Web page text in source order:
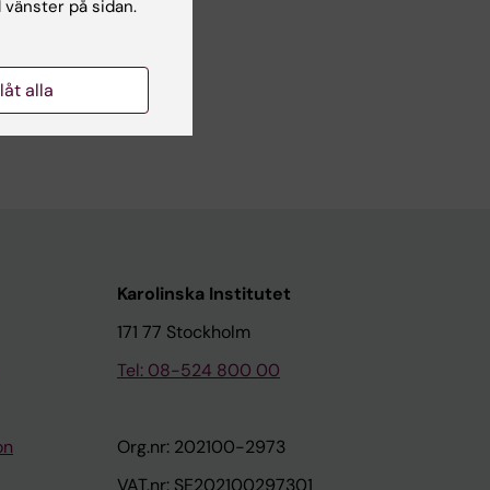
Karolinska Institutet
171 77 Stockholm
Tel: 08-524 800 00
Org.nr: 202100-2973
VAT.nr: SE202100297301
på sidan.
alla